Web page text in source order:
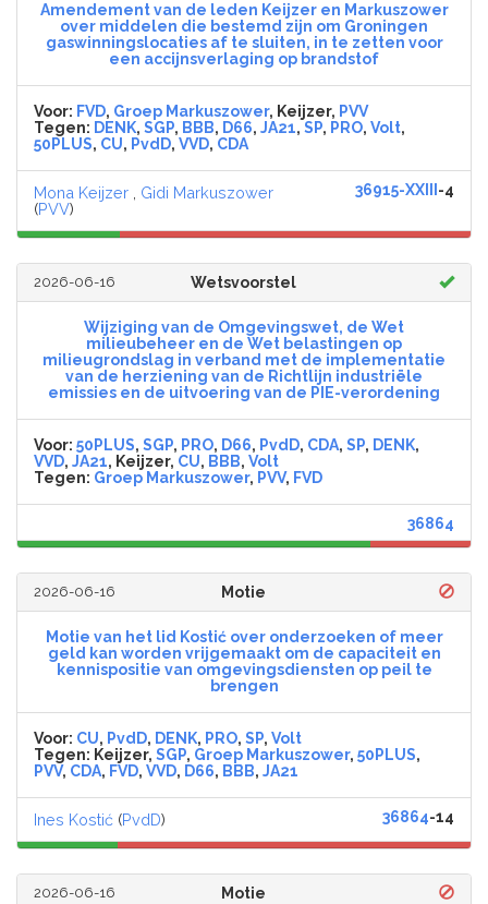
Amendement van de leden Keijzer en Markuszower
over middelen die bestemd zijn om Groningen
gaswinningslocaties af te sluiten, in te zetten voor
een accijnsverlaging op brandstof
Voor: FVD, Groep Markuszower, Keijzer, PVV
Tegen: DENK, SGP, BBB, D66, JA21, SP, PRO, Volt,
50PLUS, CU, PvdD, VVD, CDA
Mona Keijzer
Gidi Markuszower
(PVV)
36915-XXIII -4
2026-06-16 Wetsvoorstel
Wijziging van de Omgevingswet, de Wet
milieubeheer en de Wet belastingen op
milieugrondslag in verband met de implementatie
van de herziening van de Richtlijn industriële
emissies en de uitvoering van de PIE-verordening
Voor: 50PLUS, SGP, PRO, D66, PvdD, CDA, SP, DENK,
VVD, JA21, Keijzer, CU, BBB, Volt
Tegen: Groep Markuszower, PVV, FVD
36864
2026-06-16 Motie
Motie van het lid Kostić over onderzoeken of meer
geld kan worden vrijgemaakt om de capaciteit en
kennispositie van omgevingsdiensten op peil te
brengen
Voor: CU, PvdD, DENK, PRO, SP, Volt
Tegen: Keijzer, SGP, Groep Markuszower, 50PLUS,
PVV, CDA, FVD, VVD, D66, BBB, JA21
Ines Kostić (PvdD) 36864-14
2026-06-16 Motie